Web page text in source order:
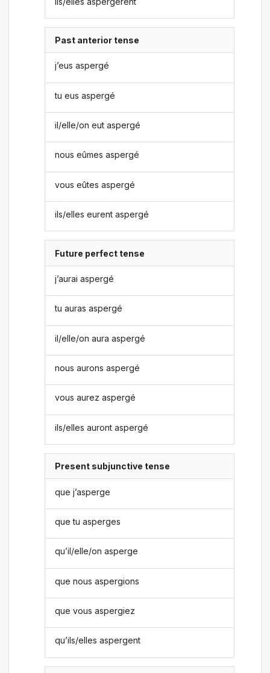
Past anterior tense
j’eus aspergé
tu eus aspergé
il/elle/on eut aspergé
nous eûmes aspergé
vous eûtes aspergé
ils/elles eurent aspergé
Future perfect tense
j’aurai aspergé
tu auras aspergé
il/elle/on aura aspergé
nous aurons aspergé
vous aurez aspergé
ils/elles auront aspergé
Present subjunctive tense
que j’asperge
que tu asperges
qu’il/elle/on asperge
que nous aspergions
que vous aspergiez
qu’ils/elles aspergent